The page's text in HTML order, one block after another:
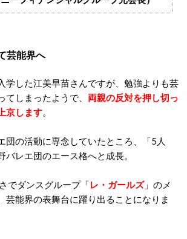
芸能界へ
学した江美早苗さんですが、勉強よりも芸
しまったようで、 両親の反対を押し切っ
京します。
団の活動に専念していたところ、「5人
バレエ団のエース格へと成長。
でダンスグループ「レ・ガールズ」のメ
芸能界の表舞台に躍り出ることになりま